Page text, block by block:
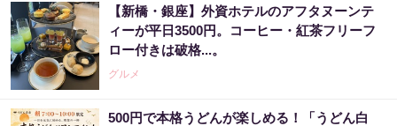
【新橋・銀座】外資ホテルのアフタヌーンテ
ィーが平日3500円。コーヒー・紅茶フリーフ
ロー付きは破格...。
グルメ
500円で本格うどんが楽しめる！「うどん白